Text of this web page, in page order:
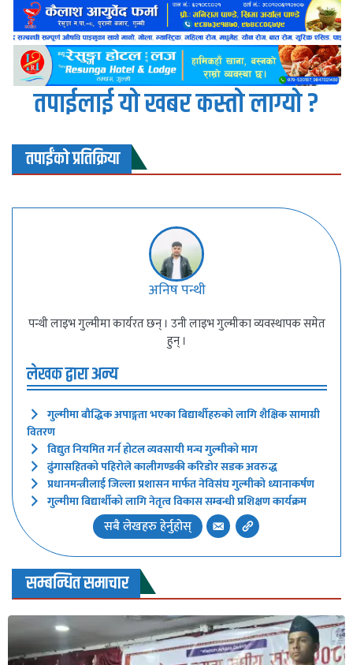
तपाईलाई यो खबर कस्तो लाग्यो ?
तपाईंको प्रतिक्रिया
अनिष पन्थी
पन्थी लाइभ गुल्मीमा कार्यरत छन् । उनी लाइभ गुल्मीका व्यवस्थापक समेत
हुन् ।
लेखक द्वारा अन्य
गुल्मीमा बौद्धिक अपाङ्गता भएका बिद्यार्थीहरुको लागि शैक्षिक सामाग्री
वितरण
विद्युत नियमित गर्न होटल व्यवसायी मन्च गुल्मीको माग
ढुंगासहितको पहिरोले कालीगण्डकी करिडोर सडक अवरुद्ध
प्रधानमन्त्रीलाई जिल्ला प्रशासन मार्फत नेविसंघ गुल्मीको ध्यानाकर्षण
गुल्मीमा बिद्यार्थीको लागि नेतृत्व विकास सम्बन्धी प्रशिक्षण कार्यक्रम
सबै लेखहरु हेर्नुहोस्
सम्बन्धित समाचार